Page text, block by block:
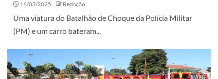
16/03/2025 Redação
Uma viatura do Batalhão de Choque da Polícia Militar
(PM) e um carro bateram...